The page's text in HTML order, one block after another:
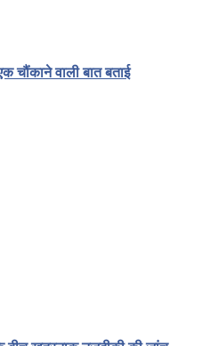
चौंकाने वाली बात बताई